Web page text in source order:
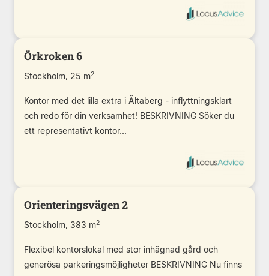
Örkroken 6
Stockholm, 25 m2
Kontor med det lilla extra i Ältaberg - inflyttningsklart
och redo för din verksamhet! BESKRIVNING Söker du
ett representativt kontor...
Orienteringsvägen 2
Stockholm, 383 m2
Flexibel kontorslokal med stor inhägnad gård och
generösa parkeringsmöjligheter BESKRIVNING Nu finns